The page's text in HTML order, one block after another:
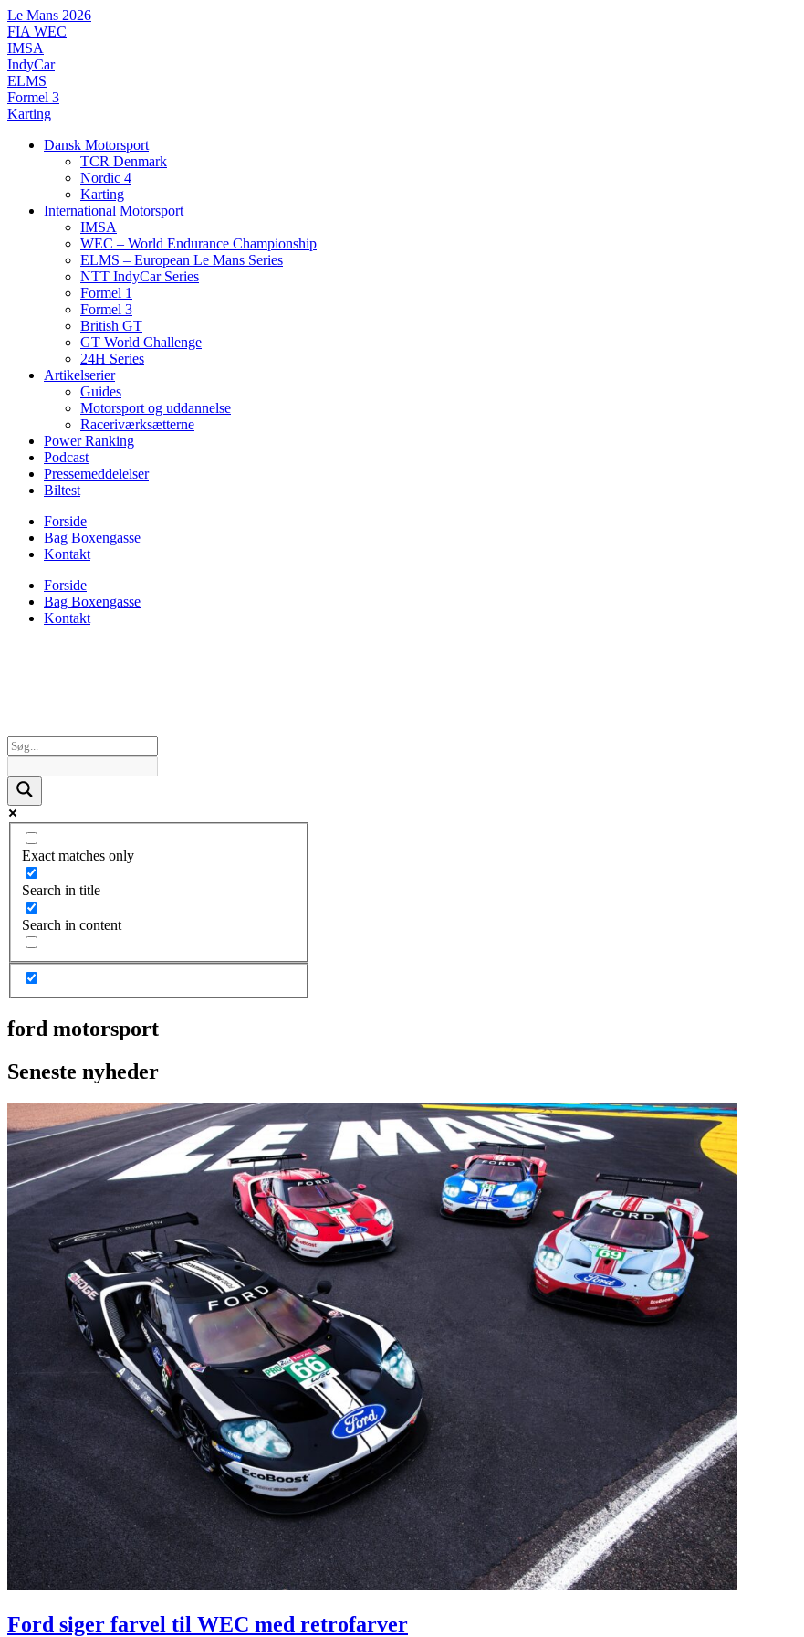
Videre
til
indhold
Le Mans 2026
FIA WEC
IMSA
IndyCar
ELMS
Formel 3
Karting
Dansk Motorsport
TCR Denmark
Nordic 4
Karting
International Motorsport
IMSA
WEC – World Endurance Championship
ELMS – European Le Mans Series
NTT IndyCar Series
Formel 1
Formel 3
British GT
GT World Challenge
24H Series
Artikelserier
Guides
Motorsport og uddannelse
Raceriværksætterne
Power Ranking
Podcast
Pressemeddelelser
Biltest
Forside
Bag Boxengasse
Kontakt
Forside
Bag Boxengasse
Kontakt
Exact matches only
Search in title
Search in content
ford motorsport
Seneste nyheder
Ford siger farvel til WEC med retrofarver